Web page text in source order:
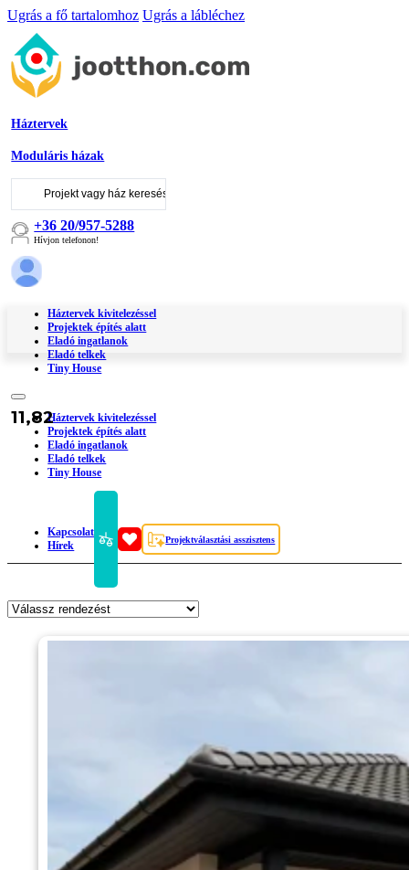
Ugrás a fő tartalomhoz Ugrás a lábléchez
Háztervek
Moduláris házak
+36 20/957-5288
Hívjon telefonon!
Háztervek kivitelezéssel
Projektek építés alatt
Eladó ingatlanok
Eladó telkek
Tiny House
Háztervek kivitelezéssel
Projektek építés alatt
Eladó ingatlanok
Eladó telkek
Tiny House
Kapcsolat
Hírek
Projektválasztási asszisztens
11,82